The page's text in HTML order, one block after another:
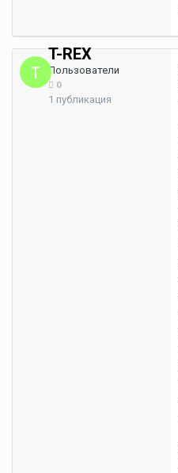
T-REX
Пользователи
0
1 публикация